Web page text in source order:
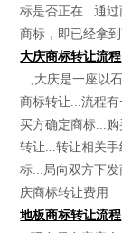
标是否正在...通
商标，即已经拿到
大庆商标转让流程
...,大庆是一座以
商标转让...流程
买方确定商标...
转让...转让相关
标...局向双方下
庆商标转让费用
地板商标转让流程